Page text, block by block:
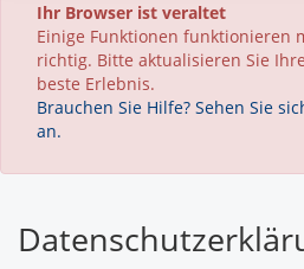
Ihr Browser ist veraltet
Einige Funktionen funktionieren
richtig. Bitte aktualisieren Sie
beste Erlebnis.
Brauchen Sie Hilfe? Sehen Sie
an.